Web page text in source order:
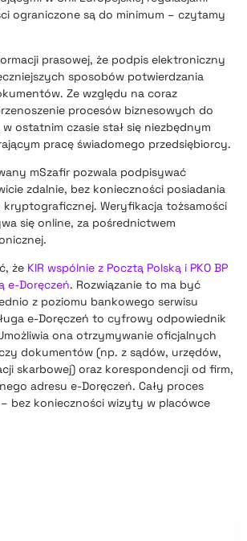
ograniczone są do minimum – czytamy
prasowej, że podpis elektroniczny
sposobów potwierdzania
Ze względu na coraz
procesów biznesowych do
ostatnim czasie stał się niezbędnym
pracę świadomego przedsiębiorcy.
mSzafir pozwala podpisywać
zdalnie, bez konieczności posiadania
Weryfikacja tożsamości
się online, za pośrednictwem
że KIR wspólnie z Pocztą Polską i PKO BP
e-Doręczeń. Rozwiązanie to ma być
z poziomu bankowego serwisu
e-Doręczeń to cyfrowy odpowiednik
ona otrzymywanie oficjalnych
dokumentów (np. z sądów, urzędów,
skarbowej) oraz korespondencji od firm,
adresu e-Doręczeń. Cały proces
bez konieczności wizyty w placówce